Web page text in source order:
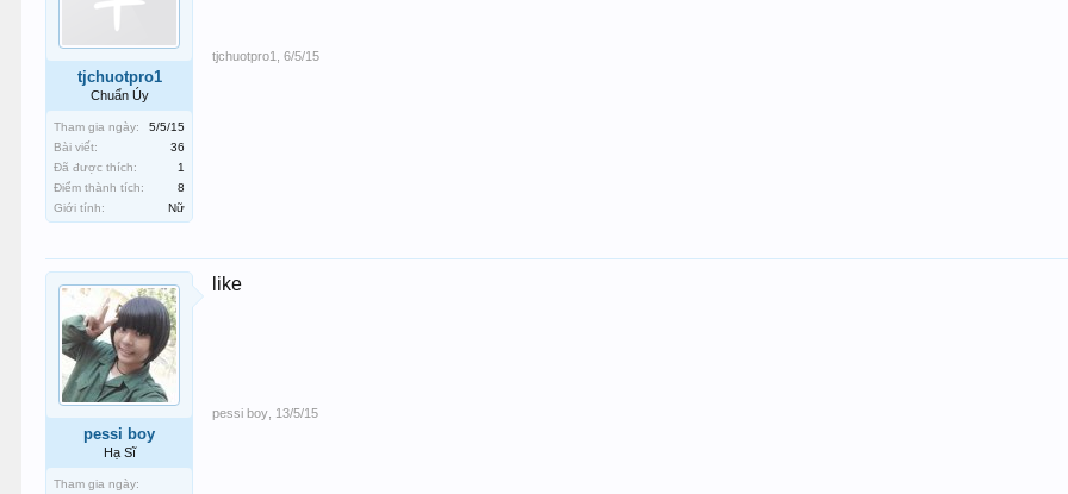
tjchuotpro1
Chuẩn Úy
Tham gia ngày:
5/5/15
Bài viết:
36
Đã được thích:
1
Điểm thành tích:
8
Giới tính:
Nữ
tjchuotpro1 6/5/15
pessi boy
Hạ Sĩ
Tham gia ngày:
like
pessi boy 13/5/15